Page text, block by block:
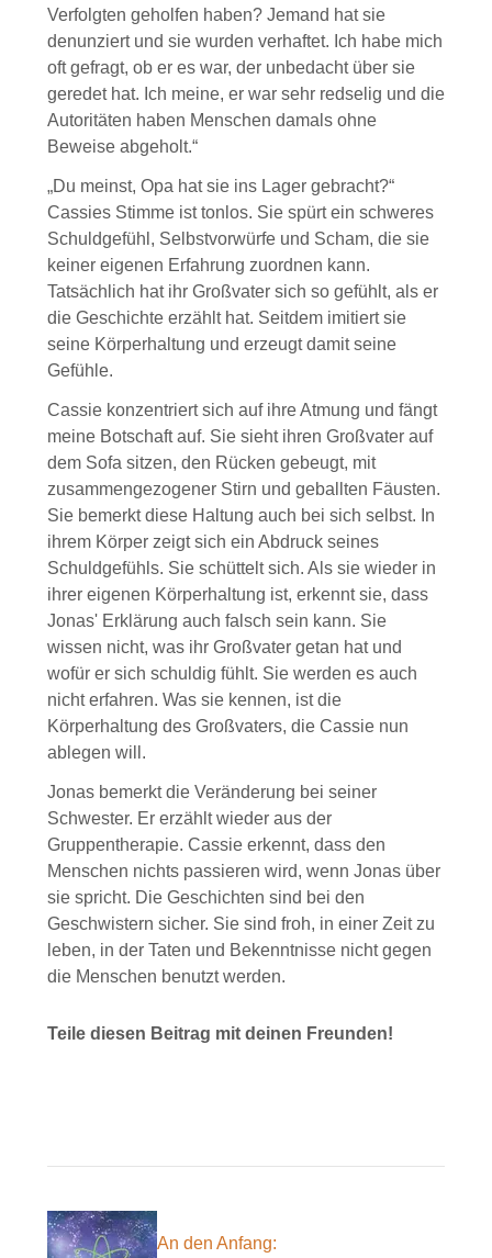
Verfolgten geholfen haben? Jemand hat sie
denunziert und sie wurden verhaftet. Ich habe mich
oft gefragt, ob er es war, der unbedacht über sie
geredet hat. Ich meine, er war sehr redselig und die
Autoritäten haben Menschen damals ohne
Beweise abgeholt.“
„Du meinst, Opa hat sie ins Lager gebracht?“
Cassies Stimme ist tonlos. Sie spürt ein schweres
Schuldgefühl, Selbstvorwürfe und Scham, die sie
keiner eigenen Erfahrung zuordnen kann.
Tatsächlich hat ihr Großvater sich so gefühlt, als er
die Geschichte erzählt hat. Seitdem imitiert sie
seine Körperhaltung und erzeugt damit seine
Gefühle.
Cassie konzentriert sich auf ihre Atmung und fängt
meine Botschaft auf. Sie sieht ihren Großvater auf
dem Sofa sitzen, den Rücken gebeugt, mit
zusammengezogener Stirn und geballten Fäusten.
Sie bemerkt diese Haltung auch bei sich selbst. In
ihrem Körper zeigt sich ein Abdruck seines
Schuldgefühls. Sie schüttelt sich. Als sie wieder in
ihrer eigenen Körperhaltung ist, erkennt sie, dass
Jonas' Erklärung auch falsch sein kann. Sie
wissen nicht, was ihr Großvater getan hat und
wofür er sich schuldig fühlt. Sie werden es auch
nicht erfahren. Was sie kennen, ist die
Körperhaltung des Großvaters, die Cassie nun
ablegen will.
Jonas bemerkt die Veränderung bei seiner
Schwester. Er erzählt wieder aus der
Gruppentherapie. Cassie erkennt, dass den
Menschen nichts passieren wird, wenn Jonas über
sie spricht. Die Geschichten sind bei den
Geschwistern sicher. Sie sind froh, in einer Zeit zu
leben, in der Taten und Bekenntnisse nicht gegen
die Menschen benutzt werden.
Teile diesen Beitrag mit deinen Freunden!
An den Anfang: